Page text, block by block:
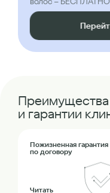
Преимущества
и гарантии
Пожизненная гарантия
по договору
Читать